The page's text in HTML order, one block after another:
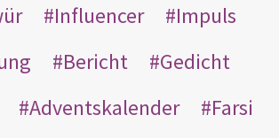
Influencer
Impuls
Bericht
Gedicht
Adventskalender
Farsi